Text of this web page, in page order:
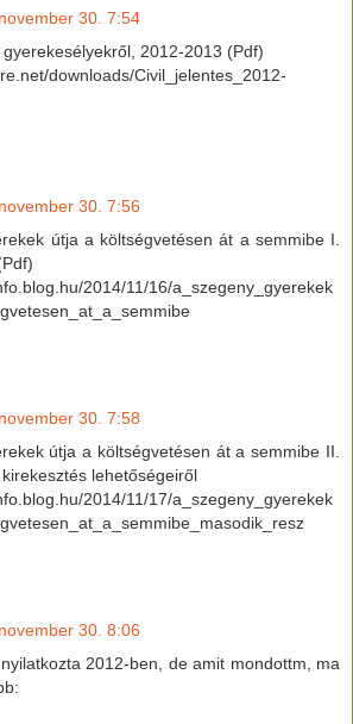
30. 7:54
2012-2013 (Pdf)
downloads/Civil_jelentes_2012-
30. 7:56
útja a költségvetésen át a semmibe I.
2014/11/16/a_szegeny_gyerekek
30. 7:58
útja a költségvetésen át a semmibe II.
lehetőségeiről
2014/11/17/a_szegeny_gyerekek
30. 8:06
2012-ben, de amit mondottm, ma